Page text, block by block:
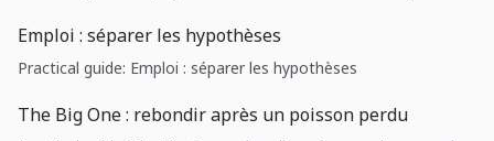
Emploi : séparer les hypothèses
Practical guide: Emploi : séparer les hypothèses
The Big One : rebondir après un poisson perdu